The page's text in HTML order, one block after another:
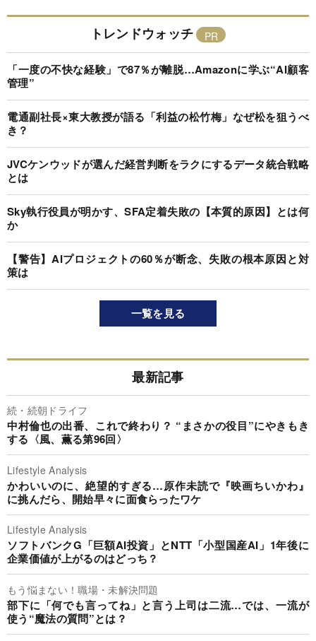
トレンドウォッチ
「一度の不快な経験」で87％が離脱…Amazonに学ぶ“AI顧客
管理”
電通副社長×東大教授が語る「利益の松竹梅」なぜ松を狙うべ
き？
JVCケンウッドが選んだ経営判断をラクにするデータ統合戦略
とは
Sky執行役員が明かす、SFA定着失敗の【本質的原因】とは何
か
【警告】AIプロジェクトの60％が断念、失敗の根本原因と対
策は
一覧を見る
最新記事
続・続朝ドライフ
中村倫也の出番、これで終わり？ “まさかの役目”にやきもき
する〈風、薫る第96回〉
Lifestyle Analysis
かわいいのに、絶望的すぎる…原作未読で『映画ちいかわ』
に挑んだら、開始早々に面食らったワケ
Lifestyle Analysis
ソフトバンクG「巨額AI投資」とNTT「小型国産AI」1年後に
企業価値が上がるのはどっち？
もう悩まない！職場・未解決問題
部下に「何でも言ってね」と言う上司は二流…では、一流が
使う“魔法の質問”とは？